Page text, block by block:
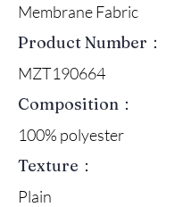
Membrane Fabric
Product Number：
MZT190664
Composition：
100% polyester
Texture：
Plain